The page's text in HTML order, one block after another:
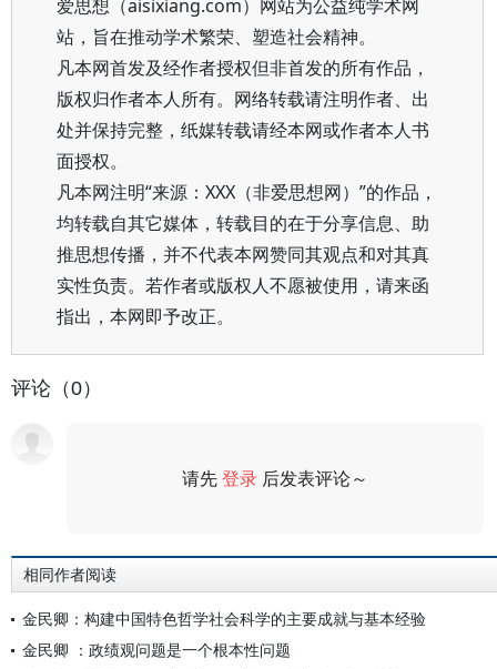
爱思想（aisixiang.com）网站为公益纯学术网
站，旨在推动学术繁荣、塑造社会精神。
凡本网首发及经作者授权但非首发的所有作品，
版权归作者本人所有。网络转载请注明作者、出
处并保持完整，纸媒转载请经本网或作者本人书
面授权。
凡本网注明“来源：XXX（非爱思想网）”的作品，
均转载自其它媒体，转载目的在于分享信息、助
推思想传播，并不代表本网赞同其观点和对其真
实性负责。若作者或版权人不愿被使用，请来函
指出，本网即予改正。
评论（0）
请先登录 后发表评论～
相同作者阅读
金民卿：构建中国特色哲学社会科学的主要成就与基本经验
金民卿 ：政绩观问题是一个根本性问题